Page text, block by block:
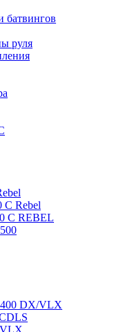
батвингов
руля
C Rebel
C REBEL
DX/VLX